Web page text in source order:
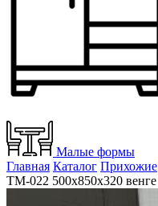
Малые формы
Главная Каталог Прихожие
ТМ-022 500х850х320 венге